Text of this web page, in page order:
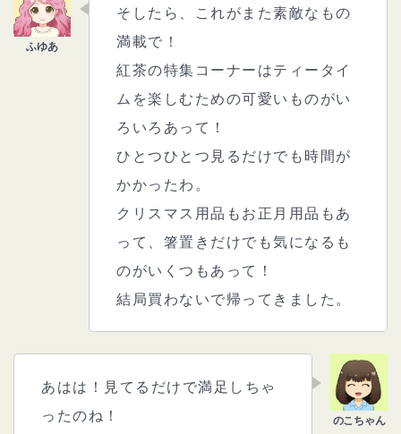
そしたら、これがまた素敵なもの
満載で！
紅茶の特集コーナーはティータイ
ムを楽しむための可愛いものがい
ろいろあって！
ひとつひとつ見るだけでも時間が
かかったわ。
クリスマス用品もお正月用品もあ
って、箸置きだけでも気になるも
のがいくつもあって！
結局買わないで帰ってきました。
あはは！見てるだけで満足しちゃ
ったのね！